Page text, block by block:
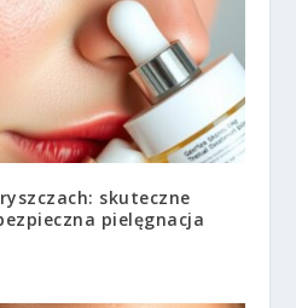
skuteczne
pielęgnacja